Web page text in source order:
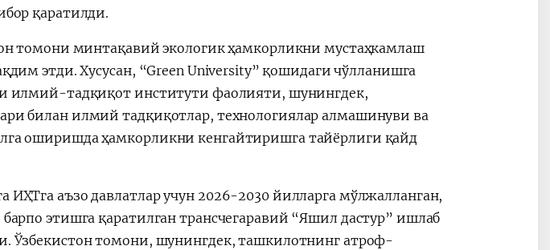
қаратилди.
томони минтақавий экологик ҳамкорликни мустаҳкамлаш
этди. Хусусан, “Green University” қошидаги чўлланишга
илмий-тадқиқот институти фаолияти, шунингдек,
билан илмий тадқиқотлар, технологиялар алмашинуви ва
оширишда ҳамкорликни кенгайтиришга тайёрлиги қайд
аъзо давлатлар учун 2026-2030 йилларга мўлжалланган,
этишга қаратилган трансчегаравий “Яшил дастур” ишлаб
Ўзбекистон томони, шунингдек, ташкилотнинг атроф-